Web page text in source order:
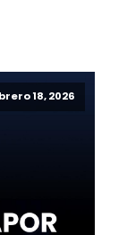
18, 2026